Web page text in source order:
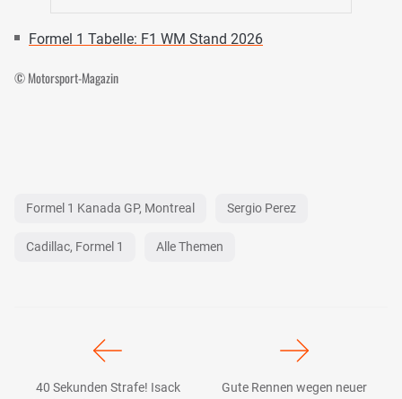
Formel 1 Tabelle: F1 WM Stand 2026
© Motorsport-Magazin
Formel 1 Kanada GP, Montreal Sergio Perez
Cadillac, Formel 1 Alle Themen
40 Sekunden Strafe! Isack
Gute Rennen wegen neuer